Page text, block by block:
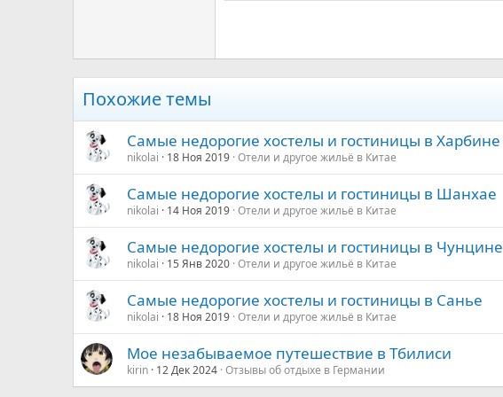
Похожие темы
Самые недорогие хостелы и гостиницы в Харбине
nikolai 18 Ноя 2019 Отели и другое жильё в Китае
Самые недорогие хостелы и гостиницы в Шанхае
nikolai 14 Ноя 2019 Отели и другое жильё в Китае
Самые недорогие хостелы и гостиницы в Чунцине
nikolai 15 Янв 2020 Отели и другое жильё в Китае
Самые недорогие хостелы и гостиницы в Санье
nikolai 18 Ноя 2019 Отели и другое жильё в Китае
Мое незабываемое путешествие в Тбилиси
kirin 12 Дек 2024 Отзывы об отдыхе в Германии